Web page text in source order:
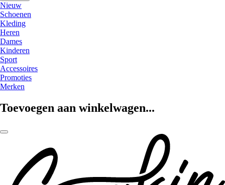
Nieuw
Schoenen
Kleding
Heren
Dames
Kinderen
Sport
Accessoires
Promoties
Merken
Toevoegen aan winkelwagen...